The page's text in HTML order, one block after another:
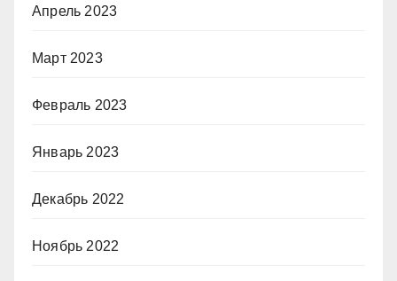
Апрель 2023
Март 2023
Февраль 2023
Январь 2023
Декабрь 2022
Ноябрь 2022